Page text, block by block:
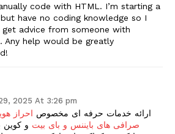
Zeitgeist
code with HTML. I’m starting a
have no coding knowledge so I
advice from someone with
Any help would be greatly
2025 At 3:26 pm
ارائه خدمات حرفه ای مخصوص احراز
صرافی های بایننس و بای بیت و